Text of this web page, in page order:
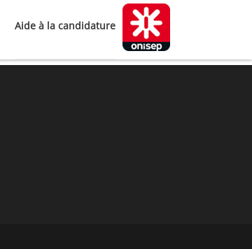
Aide à la candidature